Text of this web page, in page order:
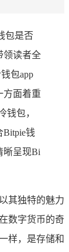
包是否
领读者全
包app
方面着重
钱包，
钱
晰呈现Bi
其独特的魅力
数字货币的奇
样，是存储和